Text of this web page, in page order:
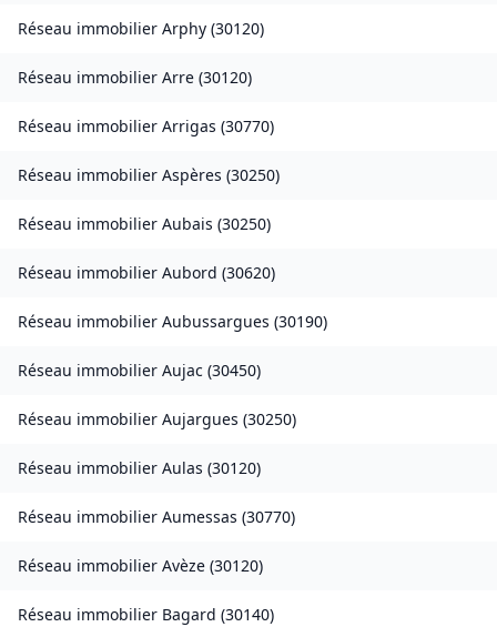
Réseau immobilier Arphy (30120)
Réseau immobilier Arre (30120)
Réseau immobilier Arrigas (30770)
Réseau immobilier Aspères (30250)
Réseau immobilier Aubais (30250)
Réseau immobilier Aubord (30620)
Réseau immobilier Aubussargues (30190)
Réseau immobilier Aujac (30450)
Réseau immobilier Aujargues (30250)
Réseau immobilier Aulas (30120)
Réseau immobilier Aumessas (30770)
Réseau immobilier Avèze (30120)
Réseau immobilier Bagard (30140)